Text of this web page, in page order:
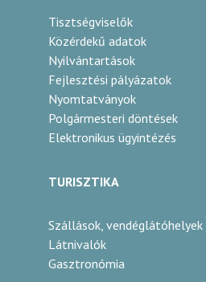
Tisztségviselők
Közérdekű adatok
Nyilvántartások
Fejlesztési pályázatok
Nyomtatványok
Polgármesteri döntések
Elektronikus ügyintézés
TURISZTIKA
Szállások, vendéglátóhelyek
Látnivalók
Gasztronómia